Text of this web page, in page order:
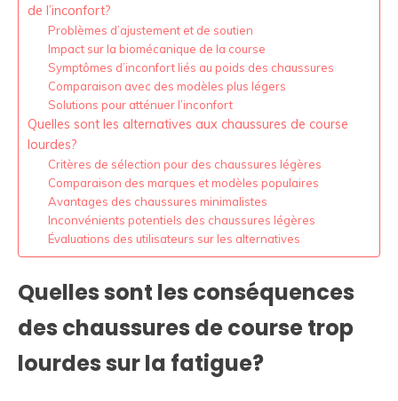
de l’inconfort?
Problèmes d’ajustement et de soutien
Impact sur la biomécanique de la course
Symptômes d’inconfort liés au poids des chaussures
Comparaison avec des modèles plus légers
Solutions pour atténuer l’inconfort
Quelles sont les alternatives aux chaussures de course
lourdes?
Critères de sélection pour des chaussures légères
Comparaison des marques et modèles populaires
Avantages des chaussures minimalistes
Inconvénients potentiels des chaussures légères
Évaluations des utilisateurs sur les alternatives
Quelles sont les conséquences
des chaussures de course trop
lourdes sur la fatigue?